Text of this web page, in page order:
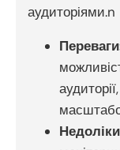
аудиторіями.n